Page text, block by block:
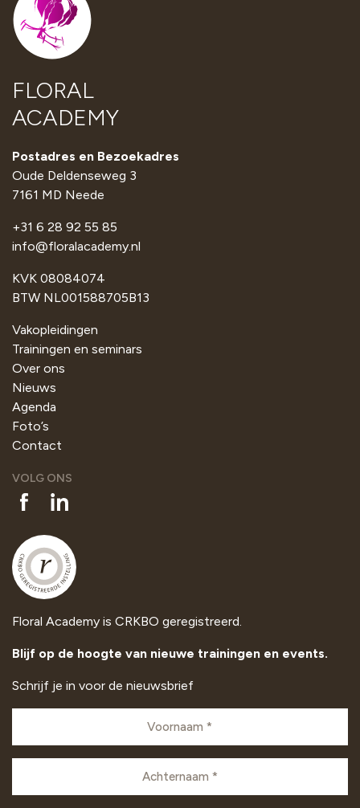
FLORAL
ACADEMY
Postadres en Bezoekadres
Oude Deldenseweg 3
7161 MD Neede
+31 6 28 92 55 85
info@floralacademy.nl
KVK 08084074
BTW NL001588705B13
Vakopleidingen
Trainingen en seminars
Over ons
Nieuws
Agenda
Foto’s
Contact
VOLG ONS
Floral Academy is CRKBO geregistreerd.
Blijf op de hoogte van nieuwe trainingen en events.
Schrijf je in voor de nieuwsbrief